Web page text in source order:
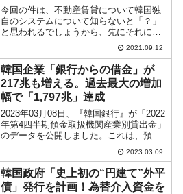
今回の件は、不動産賃貸について韓国独
自のシステムについて知らないと「？」
と思われるでしょうから、先にそれにつ
いてご紹介します。韓国独自の「チョン
セ」とは韓国には、不動産を借りるとき
の独特の「伝貰（チョンセ）」というシ
ステムがあります。例えば...
2021.09.12
韓国企業「銀行からの借金」が
217兆も増える。過去最大の増加
幅で「1,797兆」達成
2023年03月08日、『韓国銀行』が「2022
年第4四半期預金取扱機関産業別貸出金」
のデータを公開しました。これは、預金
取扱機関※が、どのような産業にいくら
お金を貸したか――を示したもので、第4
四半期が出ましたから、これで2022年の
通年...
2023.03.09
韓国政府「史上初の“円建て”外平
債」発行を計画！為替介入資金を